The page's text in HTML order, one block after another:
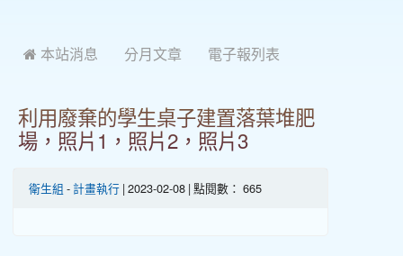
 本站消息 分月文章 電子報列表
利用廢棄的學生桌子建置落葉堆肥
場，照片1，照片2，照片3
衛生組 - 計畫執行 | 2023-02-08 | 點閱數： 665